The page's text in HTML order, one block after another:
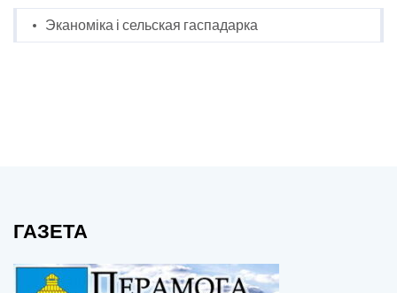
Эканоміка і сельская гаспадарка
ГАЗЕТА